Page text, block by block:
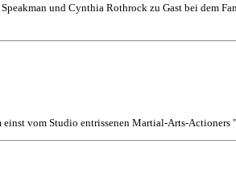
und Cynthia Rothrock zu Gast bei dem
vom Studio entrissenen Martial-Arts-